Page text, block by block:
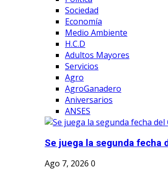
Sociedad
Economía
Medio Ambiente
H.C.D
Adultos Mayores
Servicios
Agro
AgroGanadero
Aniversarios
ANSES
Se juega la segunda fecha
Ago 7, 2026 0